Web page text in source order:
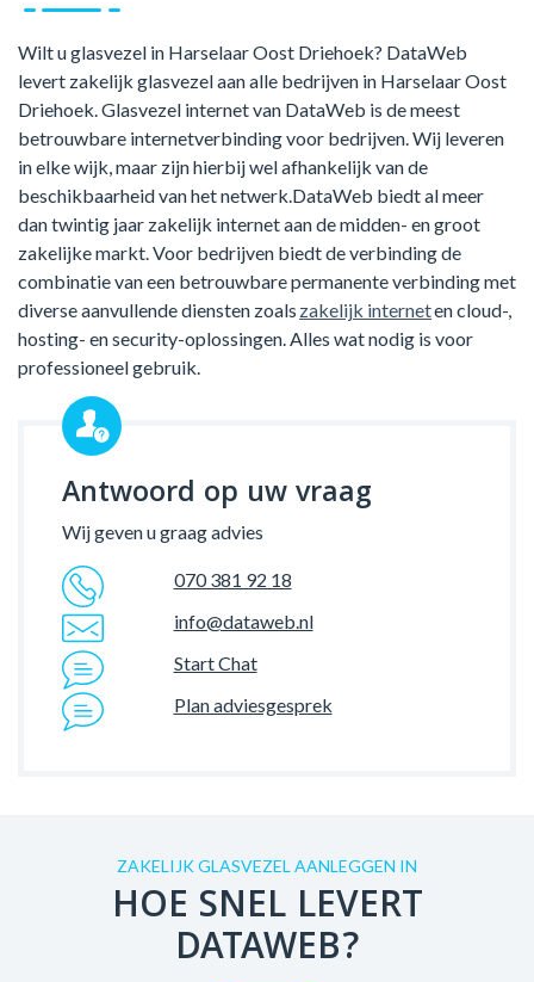
Wilt u glasvezel in Harselaar Oost Driehoek? DataWeb
levert zakelijk glasvezel aan alle bedrijven in Harselaar Oost
Driehoek. Glasvezel internet van DataWeb is de meest
betrouwbare internetverbinding voor bedrijven. Wij leveren
in elke wijk, maar zijn hierbij wel afhankelijk van de
beschikbaarheid van het netwerk.DataWeb biedt al meer
dan twintig jaar zakelijk internet aan de midden- en groot
zakelijke markt. Voor bedrijven biedt de verbinding de
combinatie van een betrouwbare permanente verbinding met
diverse aanvullende diensten zoals zakelijk interneten cloud-,
hosting- en security-oplossingen. Alles wat nodig is voor
professioneel gebruik.
Antwoord op uw vraag
Wij geven u graag advies
070 381 92 18
info@dataweb.nl
Start Chat
Plan adviesgesprek
ZAKELIJK GLASVEZEL AANLEGGEN IN
HOE SNEL LEVERT
DATAWEB?